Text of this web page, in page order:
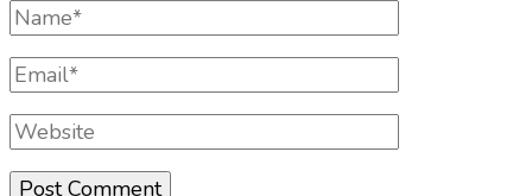
Full
Name
Email
Website